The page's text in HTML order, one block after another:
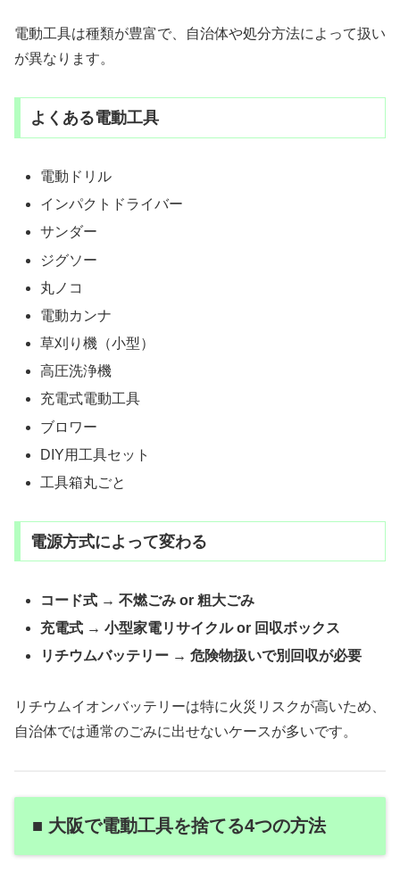
電動工具は種類が豊富で、自治体や処分方法によって扱い
が異なります。
よくある電動工具
電動ドリル
インパクトドライバー
サンダー
ジグソー
丸ノコ
電動カンナ
草刈り機（小型）
高圧洗浄機
充電式電動工具
ブロワー
DIY用工具セット
工具箱丸ごと
電源方式によって変わる
コード式 → 不燃ごみ or 粗大ごみ
充電式 → 小型家電リサイクル or 回収ボックス
リチウムバッテリー → 危険物扱いで別回収が必要
リチウムイオンバッテリーは特に火災リスクが高いため、
自治体では通常のごみに出せないケースが多いです。
■ 大阪で電動工具を捨てる4つの方法